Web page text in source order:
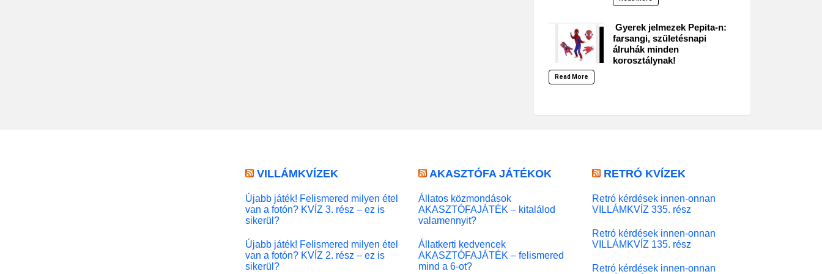
Gyerek jelmezek Pepita-n:
farsangi, születésnapi
álruhák minden
korosztálynak!
Read More
VILLÁMKVÍZEK
Újabb játék! Felismered milyen étel
van a fotón? KVÍZ 3. rész – ez is
sikerül?
Újabb játék! Felismered milyen étel
van a fotón? KVÍZ 2. rész – ez is
sikerül?
AKASZTÓFA JÁTÉKOK
Állatos közmondások
AKASZTÓFAJÁTÉK – kitalálod
valamennyit?
Állatkerti kedvencek
AKASZTÓFAJÁTÉK – felismered
mind a 6-ot?
RETRÓ KVÍZEK
Retró kérdések innen-onnan
VILLÁMKVÍZ 335. rész
Retró kérdések innen-onnan
VILLÁMKVÍZ 135. rész
Retró kérdések innen-onnan